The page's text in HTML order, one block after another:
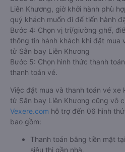
CH Play hoặc App Store.
Bước 2: Chọn điểm đi, điểm đến,
VÉ XE”.
Bước 3: Chọn hãng xe khách đi
Liên Khương, giờ khởi hành phù
quý khách muốn đi để tiến hành
Bước 4: Chọn vị trí/giường ghế,
thông tin hành khách khi đặt mua
từ Sân bay Liên Khương
Bước 5: Chọn hình thức thanh
thanh toán vé.
Việc đặt mua và thanh toán vé xe
từ Sân bay Liên Khương cũng vô
Vexere.comhỗ trợ đến 06 hình